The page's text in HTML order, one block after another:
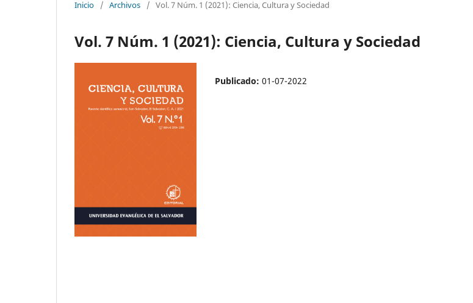
Inicio / Archivos / Vol. 7 Núm. 1 (2021): Ciencia, Cultura y Sociedad
Vol. 7 Núm. 1 (2021): Ciencia, Cultura y Sociedad
Publicado: 01-07-2022